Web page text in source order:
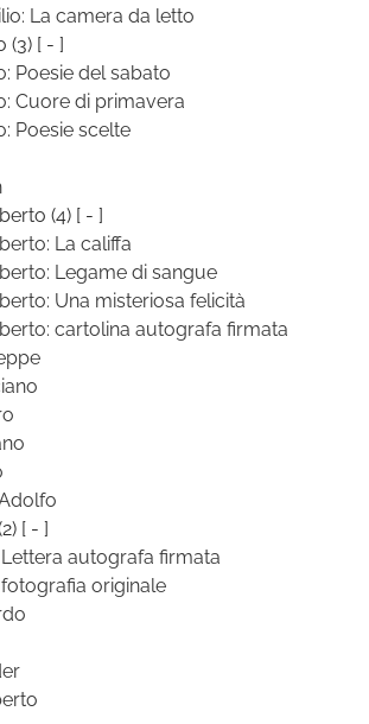
La camera da letto
(3) [ - ]
Poesie del sabato
Cuore di primavera
Poesie scelte
(4) [ - ]
La califfa
Legame di sangue
Una misteriosa felicità
cartolina autografa firmata
[ - ]
autografa firmata
originale